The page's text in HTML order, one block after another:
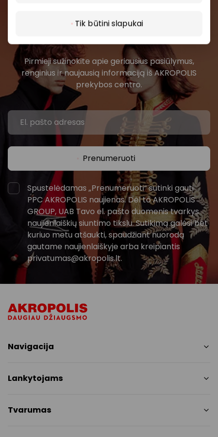
Tik būtini slapukai
Prisijunkite prie mūsų
bendruomenės
Pirmieji sužinokite apie geriausius pasiūlymus,
renginius ir naujausią informaciją iš AKROPOLIS
prekybos centro.
Prenumeruoti
Spustelėdamas „Prenumeruoti“ sutinki gauti
PPC AKROPOLIS naujienas. Dėl to AKROPOLIS
GROUP, UAB Tavo el. pašto duomenis tvarkys
naujienlaiškių siuntimo tikslu. Sutikimą galėsi bet
kuriuo metu atšaukti, spaudžiant nuorodą
gautame naujienlaiškyje arba kreipiantis
privatumas@akropolis.lt.
Navigacija
Paslaugos
Pramogos
Lankytojams
Nemokami patogumai
Tvarumas